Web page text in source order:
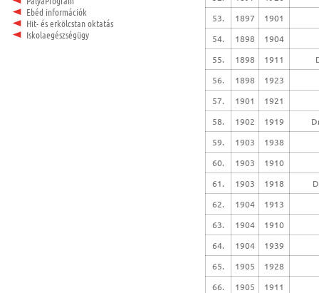
Ebéd információk
Hit- és erkölcstan oktatás
Iskolaegészségügy
53.
1897
1901
54.
1898
1904
55.
1898 1911
56.
1898
1923
57.
1901
1921
58.
1902 1919
59.
1903
1938
60.
1903
1910
61.
1903 1918
62.
1904
1913
63.
1904
1910
64.
1904
1939
65.
1905
1928
66.
1905
1911